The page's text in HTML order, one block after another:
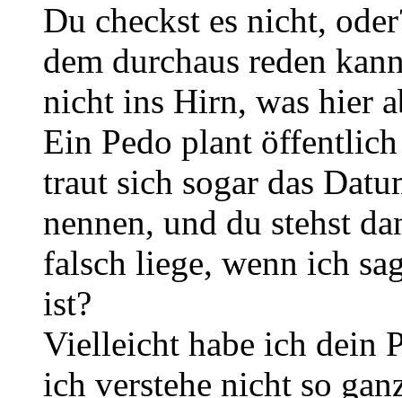
Du checkst es nicht,
dem durchaus reden
nicht ins Hirn, was hier
Ein Pedo plant
traut sich sogar das
nennen, und du stehst
falsch liege, wenn ich
ist?
Vielleicht habe ich dein
ich verstehe nicht so